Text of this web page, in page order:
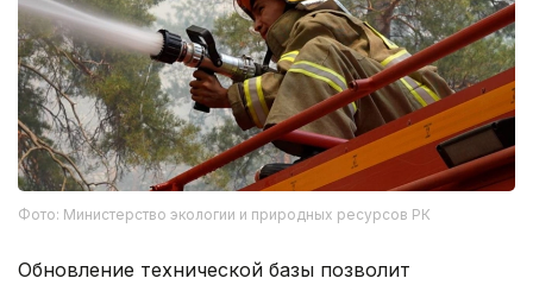
Фото: Министерство экологии и природных ресурсов РК
Обновление технической базы позволит